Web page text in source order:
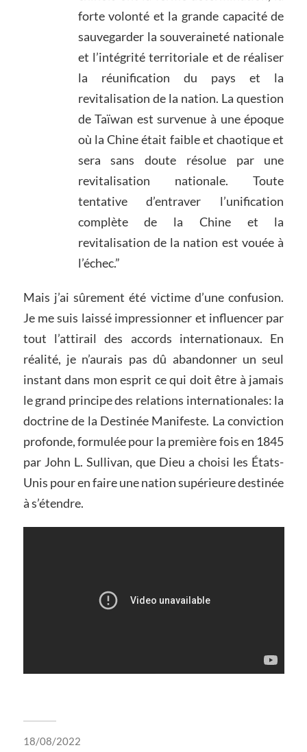
forte volonté et la grande capacité de
sauvegarder la souveraineté nationale
et l’intégrité territoriale et de réaliser
la réunification du pays et la
revitalisation de la nation. La question
de Taïwan est survenue à une époque
où la Chine était faible et chaotique et
sera sans doute résolue par une
revitalisation nationale. Toute
tentative d’entraver l’unification
complète de la Chine et la
revitalisation de la nation est vouée à
l’échec.”
Mais j’ai sûrement été victime d’une confusion.
Je me suis laissé impressionner et influencer par
tout l’attirail des accords internationaux. En
réalité, je n’aurais pas dû abandonner un seul
instant dans mon esprit ce qui doit être à jamais
le grand principe des relations internationales: la
doctrine de la Destinée Manifeste. La conviction
profonde, formulée pour la première fois en 1845
par John L. Sullivan, que Dieu a choisi les États-
Unis pour en faire une nation supérieure destinée
à s’étendre.
18/08/2022